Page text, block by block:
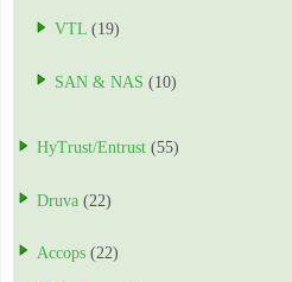
VTL (19)
SAN & NAS (10)
HyTrust/Entrust (55)
Druva (22)
Accops (22)